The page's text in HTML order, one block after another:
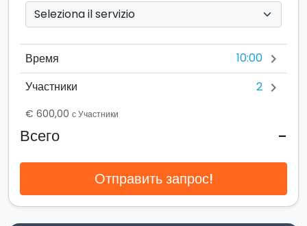
Время 10:00 chevron_right
Участники 2 chevron_right
€ 600,00 с Участники
Всего -
Отправить запрос!